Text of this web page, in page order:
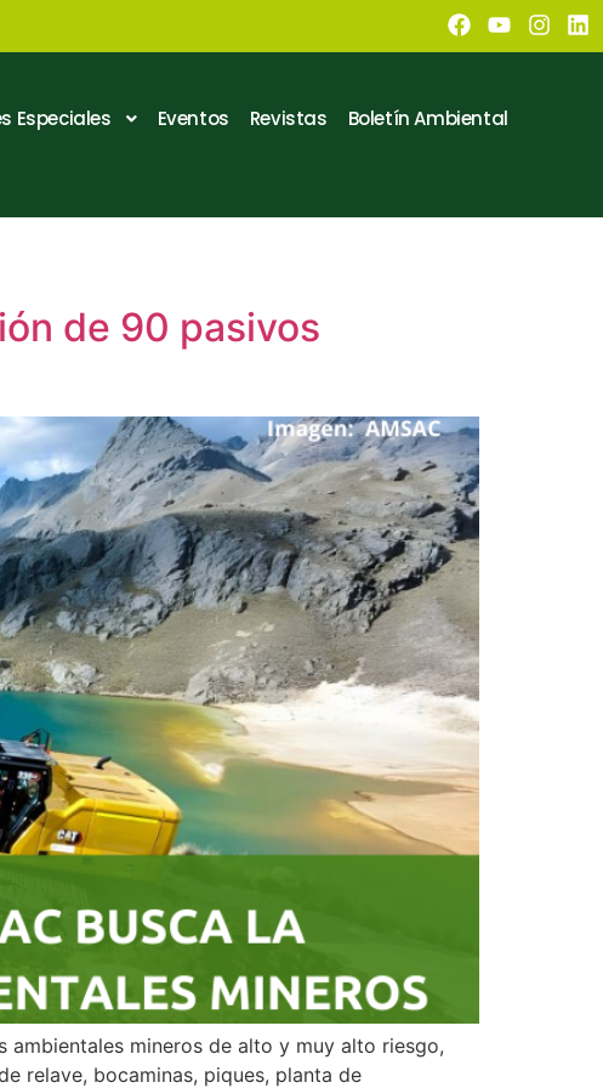
Especiales Eventos Revistas Boletín Ambiental
de 90 pasivos
ambientales mineros de alto y muy alto riesgo,
relave, bocaminas, piques, planta de